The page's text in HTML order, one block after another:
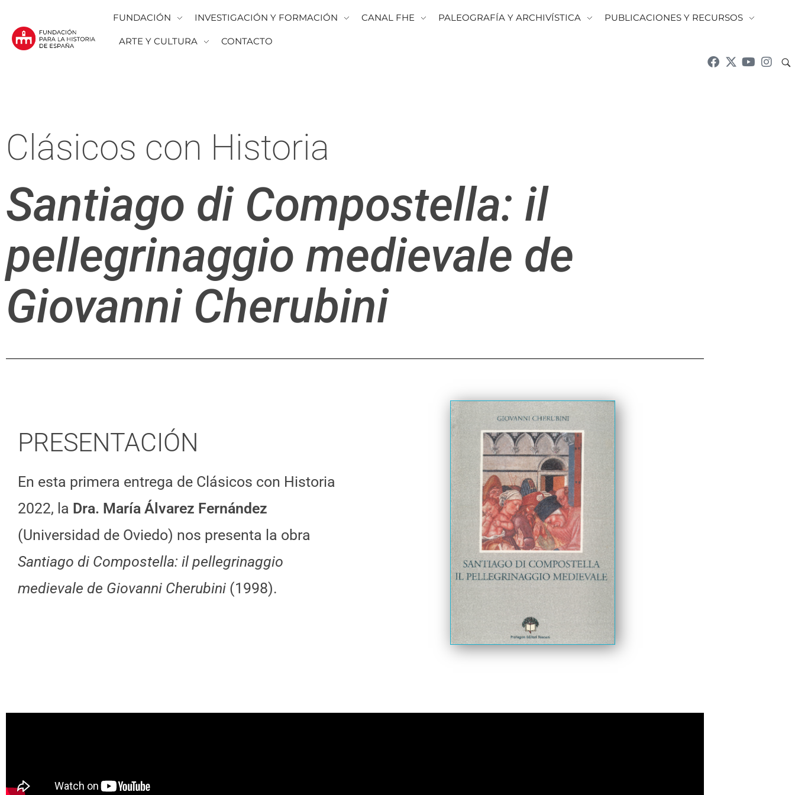
FUNDACIÓN INVESTIGACIÓN Y FORMACIÓN CANAL FHE PALEOGRAFÍA Y ARCHIVÍSTICA PUBLICACIONES Y RECURSOS
ARTE Y CULTURA CONTACTO
Clásicos con Historia
Santiago di Compostella: il
pellegrinaggio medievale de
Giovanni Cherubini
PRESENTACIÓN
En esta primera entrega de Clásicos con Historia
2022, la Dra. María Álvarez Fernández
(Universidad de Oviedo) nos presenta la obra
Santiago di Compostella: il pellegrinaggio
medievale de Giovanni Cherubini (1998).